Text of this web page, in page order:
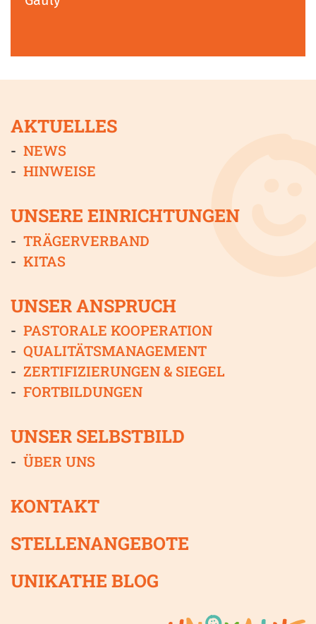
AKTUELLES
NEWS
HINWEISE
UNSERE EINRICHTUNGEN
TRÄGERVERBAND
KITAS
UNSER ANSPRUCH
PASTORALE KOOPERATION
QUALITÄTSMANAGEMENT
ZERTIFIZIERUNGEN & SIEGEL
FORTBILDUNGEN
UNSER SELBSTBILD
ÜBER UNS
KONTAKT
STELLENANGEBOTE
UNIKATHE BLOG